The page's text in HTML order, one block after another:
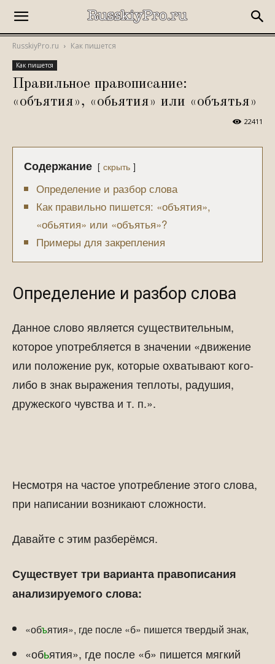
RusskiyPro.ru Как пишется
Как пишется
Правильное правописание:
«объятия», «обьятия» или «объятья»
22411
Содержание скрыть
Определение и разбор слова
Как правильно пишется: «объятия»,
«обьятия» или «объятья»?
Примеры для закрепления
Определение и разбор слова
Данное слово является существительным,
которое употребляется в значении «движение
или положение рук, которые охватывают кого-
либо в знак выражения теплоты, радушия,
дружеского чувства и т. п.».
Несмотря на частое употребление этого слова,
при написании возникают сложности.
Давайте с этим разберёмся.
Существует три варианта правописания
анализируемого слова:
«объятия», где после «б» пишется твердый знак,
«обьятия», где после «б» пишется мягкий